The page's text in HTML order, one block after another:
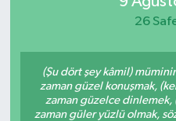
26
(Şu dört şey kâmil)
zaman güzel konuşmak,
zaman güzelce dinlemek,
zaman güler yüzlü olmak,
Özel
Resmi İlanlar